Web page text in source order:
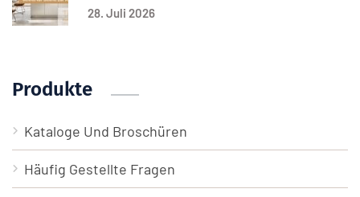
28. Juli 2026
Produkte
Kataloge Und Broschüren
Häufig Gestellte Fragen